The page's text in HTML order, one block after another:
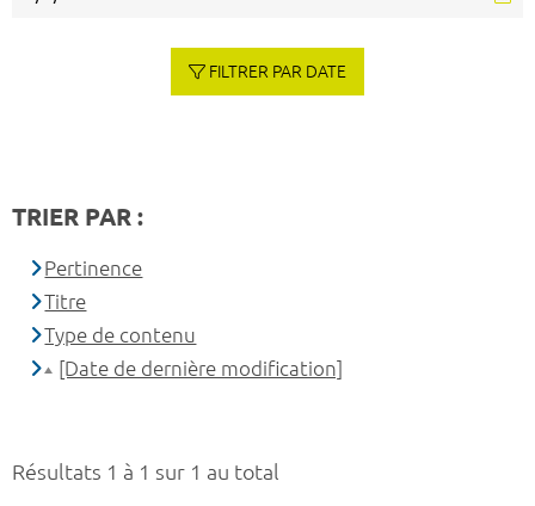
Résultats 1 à 1 sur 1 au total
FILTRER PAR DATE
TRIER PAR :
Pertinence
Titre
Type de contenu
[Date de dernière modification]